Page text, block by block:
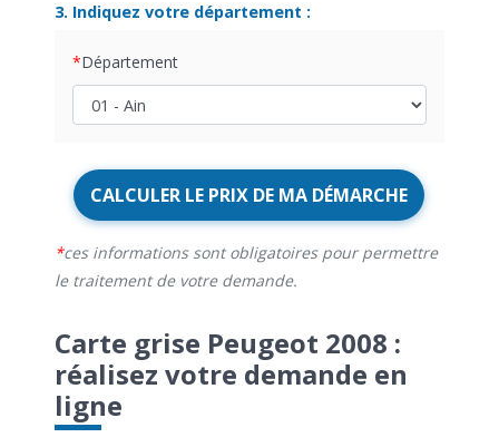
3. Indiquez votre département :
Département
CALCULER LE PRIX DE MA DÉMARCHE
ces informations sont obligatoires pour permettre
le traitement de votre demande.
Carte grise Peugeot 2008 :
réalisez votre demande en
ligne